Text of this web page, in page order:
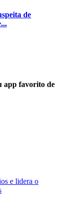
de
app favorito de